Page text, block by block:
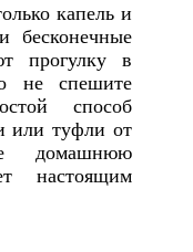
капель и
бесконечные
прогулку в
не спешите
способ
или туфли от
домашнюю
настоящим